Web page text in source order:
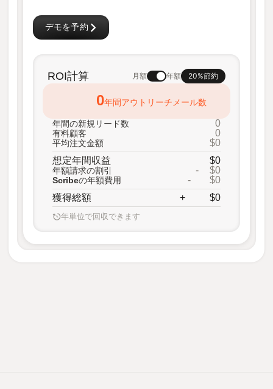
ROI計算 月額 年額 20%節約
0年間アウトリーチメール数
年間の新規リード数 0
有料顧客 0
平均注文金額
$0
想定年間収益
$0
年額請求の割引 - $0
Scribeの年額費用 -
$0
獲得総額
+ $0
年単位で回収できます
デモを予約